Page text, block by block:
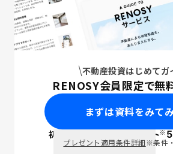
不動産投資はじめてガ
RENOSY会員限定で無
まずは資料をみて
初回面談で ポイント※
プレゼント適用条件詳細※条件